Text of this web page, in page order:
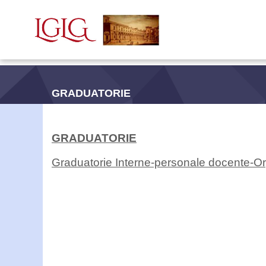
GRADUATORIE
GRADUATORIE
Graduatorie Interne-personale docente-